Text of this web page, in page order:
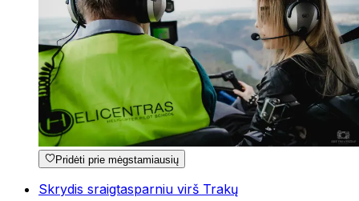
Pridėti prie mėgstamiausių
Skrydis sraigtasparniu virš Trakų